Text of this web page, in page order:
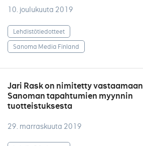
10. joulukuuta 2019
Lehdistötiedotteet
Sanoma Media Finland
Jari Rask on nimitetty vastaamaan
Sanoman tapahtumien myynnin
tuotteistuksesta
29. marraskuuta 2019